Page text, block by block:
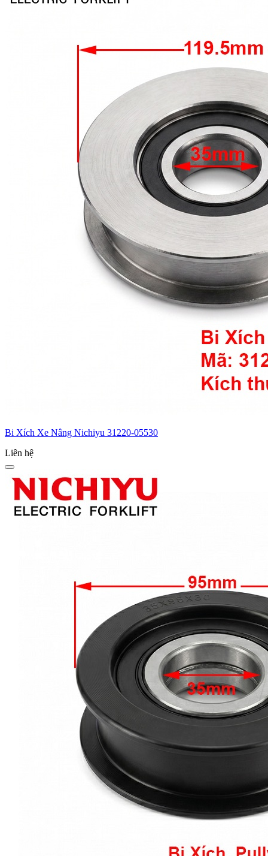
Bi Xích Xe Nâng Nichiyu 31220-05530
Liên hệ